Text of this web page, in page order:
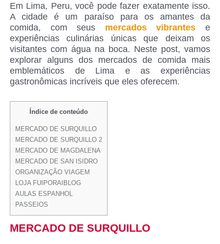
Em Lima, Peru, você pode fazer exatamente isso.
A cidade é um paraíso para os amantes da
comida, com seus mercados vibrantes e
experiências culinárias únicas que deixam os
visitantes com água na boca. Neste post, vamos
explorar alguns dos mercados de comida mais
emblemáticos de Lima e as experiências
gastronômicas incríveis que eles oferecem.
Índice de conteúdo
MERCADO DE SURQUILLO
MERCADO DE SURQUILLO 2
MERCADO DE MAGDALENA
MERCADO DE SAN ISIDRO
ORGANIZAÇÃO VIAGEM
LOJA FUIPORAIBLOG
AULAS ESPANHOL
PASSEIOS
MERCADO DE SURQUILLO